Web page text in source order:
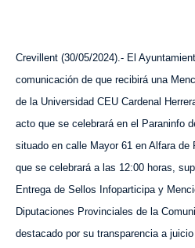
Crevillent (30/05/2024).- El
comunicación de que recibirá una
de la Universidad CEU Cardenal
acto que se celebrará en el Paraninfo
situado en calle Mayor 61 en Alfara de
que se celebrará a las 12:00 horas,
Entrega de Sellos Infoparticipa y
Diputaciones Provinciales de la
destacado por su transparencia a